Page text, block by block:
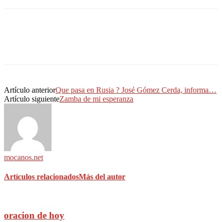
Artículo anteriorQue pasa en Rusia ? José Gómez Cerda, informa…
Artículo siguienteZamba de mi esperanza
mocanos.net
Artículos relacionadosMás del autor
oracion de hoy